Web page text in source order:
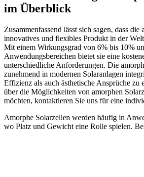
im Überblick
Zusammenfassend lässt sich sagen, dass die
innovatives und flexibles Produkt in der
Mit einem Wirkungsgrad von 6% bis 10%
Anwendungsbereichen bietet sie eine
unterschiedliche Anforderungen. Die
zunehmend in modernen Solaranlagen
Effizienz als auch ästhetische Ansprüche zu
über die Möglichkeiten von amorphen
möchten, kontaktieren Sie uns für eine
Amorphe Solarzellen werden häufig in
wo Platz und Gewicht eine Rolle spielen.